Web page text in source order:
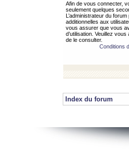
Afin de vous connecter,
seulement quelques
L’administrateur du
additionnelles aux
vous assurer que vous
d’utilisation. Veuillez
de le consulter.
Conditions
Index du forum